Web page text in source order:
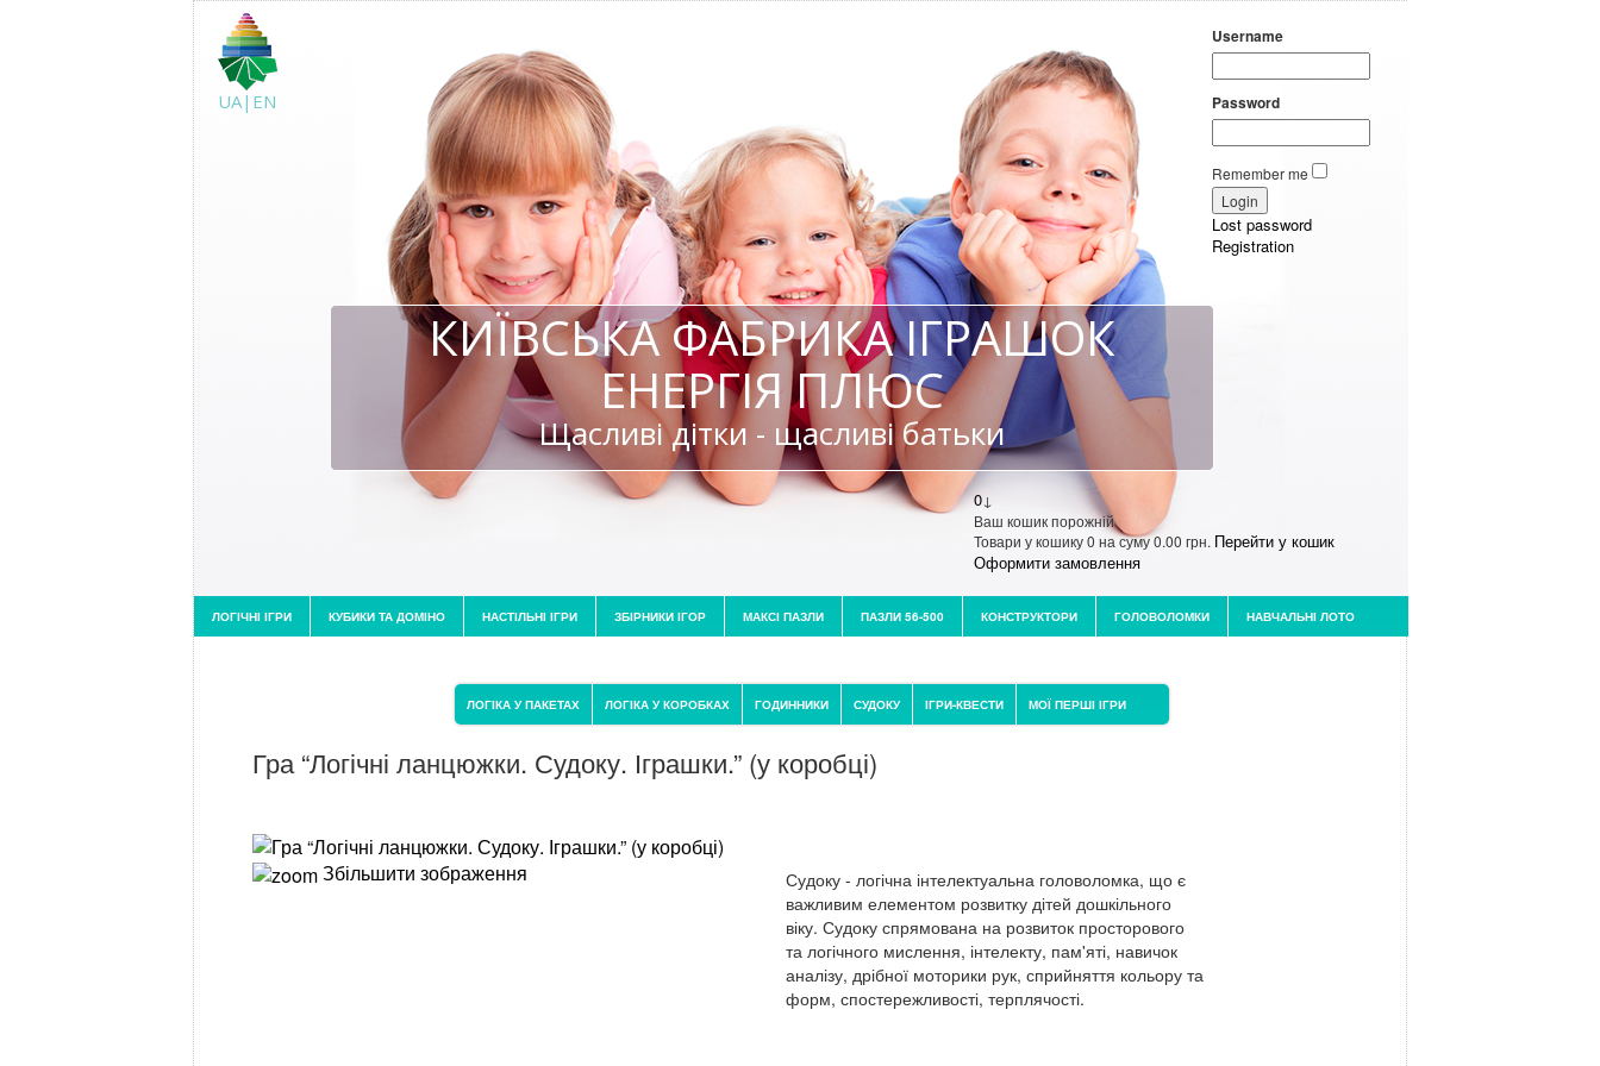
UA|EN
Username
Password
Remember me
Lost password
Registration
КИЇВСЬКА ФАБРИКА ІГРАШОК
ЕНЕРГІЯ ПЛЮС
Щасливі дітки - щасливі батьки
0 ↓
Ваш кошик порожній
Товари у кошику0 на суму0.00 грн. Перейти у кошик
Оформити замовлення
ЛОГІЧНІ ІГРИ КУБИКИ ТА ДОМІНО НАСТІЛЬНІ ІГРИ ЗБІРНИКИ ІГОР МАКСІ ПАЗЛИ ПАЗЛИ 56-500 КОНСТРУКТОРИ ГОЛОВОЛОМКИ НАВЧАЛЬНІ ЛОТО
ЛОГІКА У ПАКЕТАХ ЛОГІКА У КОРОБКАХ ГОДИННИКИ СУДОКУ ІГРИ-КВЕСТИ МОЇ ПЕРШІ ІГРИ
Гра “Логічні ланцюжки. Судоку. Іграшки.” (у коробці)
Збільшити зображення
Судоку - логічна інтелектуальна головоломка, що є
важливим елементом розвитку дітей дошкільного
віку. Судоку спрямована на розвиток просторового
та логічного мислення, інтелекту, пам'яті, навичок
аналізу, дрібної моторики рук, сприйняття кольору та
форм, спостережливості, терплячості.